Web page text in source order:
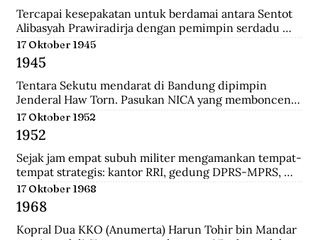
Tercapai kesepakatan untuk berdamai antara Sentot
Alibasyah Prawiradirja dengan pemimpin serdadu
Belanda sehingga Sentot menghentikan peperangan.
Sentot Alibasyah (Pasha 'yang tinggi') menjadi
panglima di pasukan Diponegoro waktu masih
berumur 17 tahun. Ia adalah keturunan bupati
Madiun.
17 Oktober 1945
1945
Tentara Sekutu mendarat di Bandung dipimpin
Jenderal Haw Torn. Pasukan NICA yang membonceng
Sekutu berusaha mengembalikan kekuasaan Belanda
di Indonesia. Secara sepihak Sekutu meminta agar
senjata yang dilucuti pasukan TKR dari tentara
Jepang diserahkan kepada Sekutu.
17 Oktober 1952
1952
Sejak jam empat subuh militer mengamankan tempat-
tempat strategis: kantor RRI, gedung DPRS-MPRS,
dan stasiun-stasiun keretapi. Pukul delapan pagi,
kerumuman massa menjalar; mereka diangkut dari
pabrik-pabrik di luar kota, sisanya dari Jakarta
dikelola jagoan-jagoan Betawi. Tentara mengorganisir
17 Oktober 1968
1968
Kopral Dua KKO (Anumerta) Harun Tohir bin Mandar